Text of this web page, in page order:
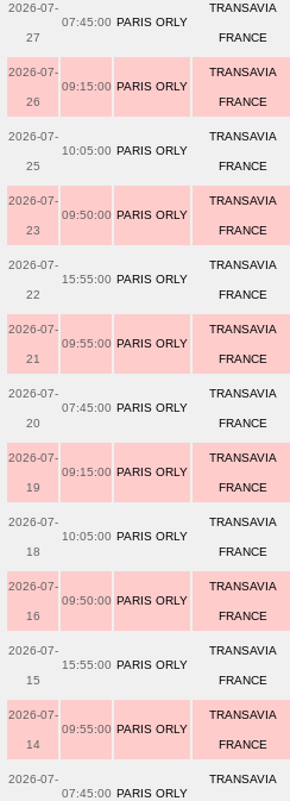
2026-07-
27
07:45:00 PARIS ORLY
TRANSAVIA
FRANCE
2026-07-
26
09:15:00 PARIS ORLY
TRANSAVIA
FRANCE
2026-07-
25
10:05:00 PARIS ORLY
TRANSAVIA
FRANCE
2026-07-
23
09:50:00 PARIS ORLY
TRANSAVIA
FRANCE
2026-07-
22
15:55:00 PARIS ORLY
TRANSAVIA
FRANCE
2026-07-
21
09:55:00 PARIS ORLY
TRANSAVIA
FRANCE
2026-07-
20
07:45:00 PARIS ORLY
TRANSAVIA
FRANCE
2026-07-
19
09:15:00 PARIS ORLY
TRANSAVIA
FRANCE
2026-07-
18
10:05:00 PARIS ORLY
TRANSAVIA
FRANCE
2026-07-
16
09:50:00 PARIS ORLY
TRANSAVIA
FRANCE
2026-07-
15
15:55:00 PARIS ORLY
TRANSAVIA
FRANCE
2026-07-
14
09:55:00 PARIS ORLY
TRANSAVIA
FRANCE
2026-07-
07:45:00 PARIS ORLY
TRANSAVIA